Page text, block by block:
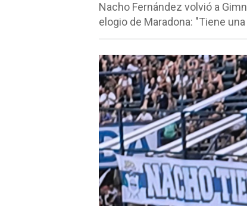
Nacho Fernández volvió a
elogio de Maradona: "Tiene